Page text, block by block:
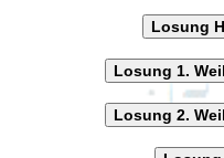
Losung
Losung 1.
Losung 2.